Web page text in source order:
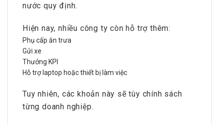
nước quy định.
Hiện nay, nhiều công ty còn hỗ trợ thêm:
Phụ cấp ăn trưa
Gửi xe
Thưởng KPI
Hỗ trợ laptop hoặc thiết bị làm việc
Tuy nhiên, các khoản này sẽ tùy chính sách
từng doanh nghiệp.